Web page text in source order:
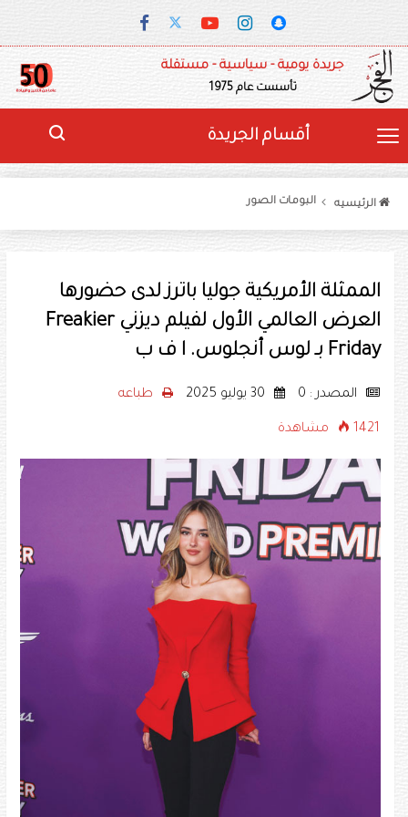
جريدة يومية - سياسية - مستقلة
تأسست عام 1975
أقسام الجريدة
الرئيسيه البومات الصور
الممثلة الأمريكية جوليا باترز لدى حضورها
العرض العالمي الأول لفيلم ديزني Freakier
Friday بـ لوس أنجلوس. ا ف ب
المصدر : 0 طباعه
1421 مشاهدة